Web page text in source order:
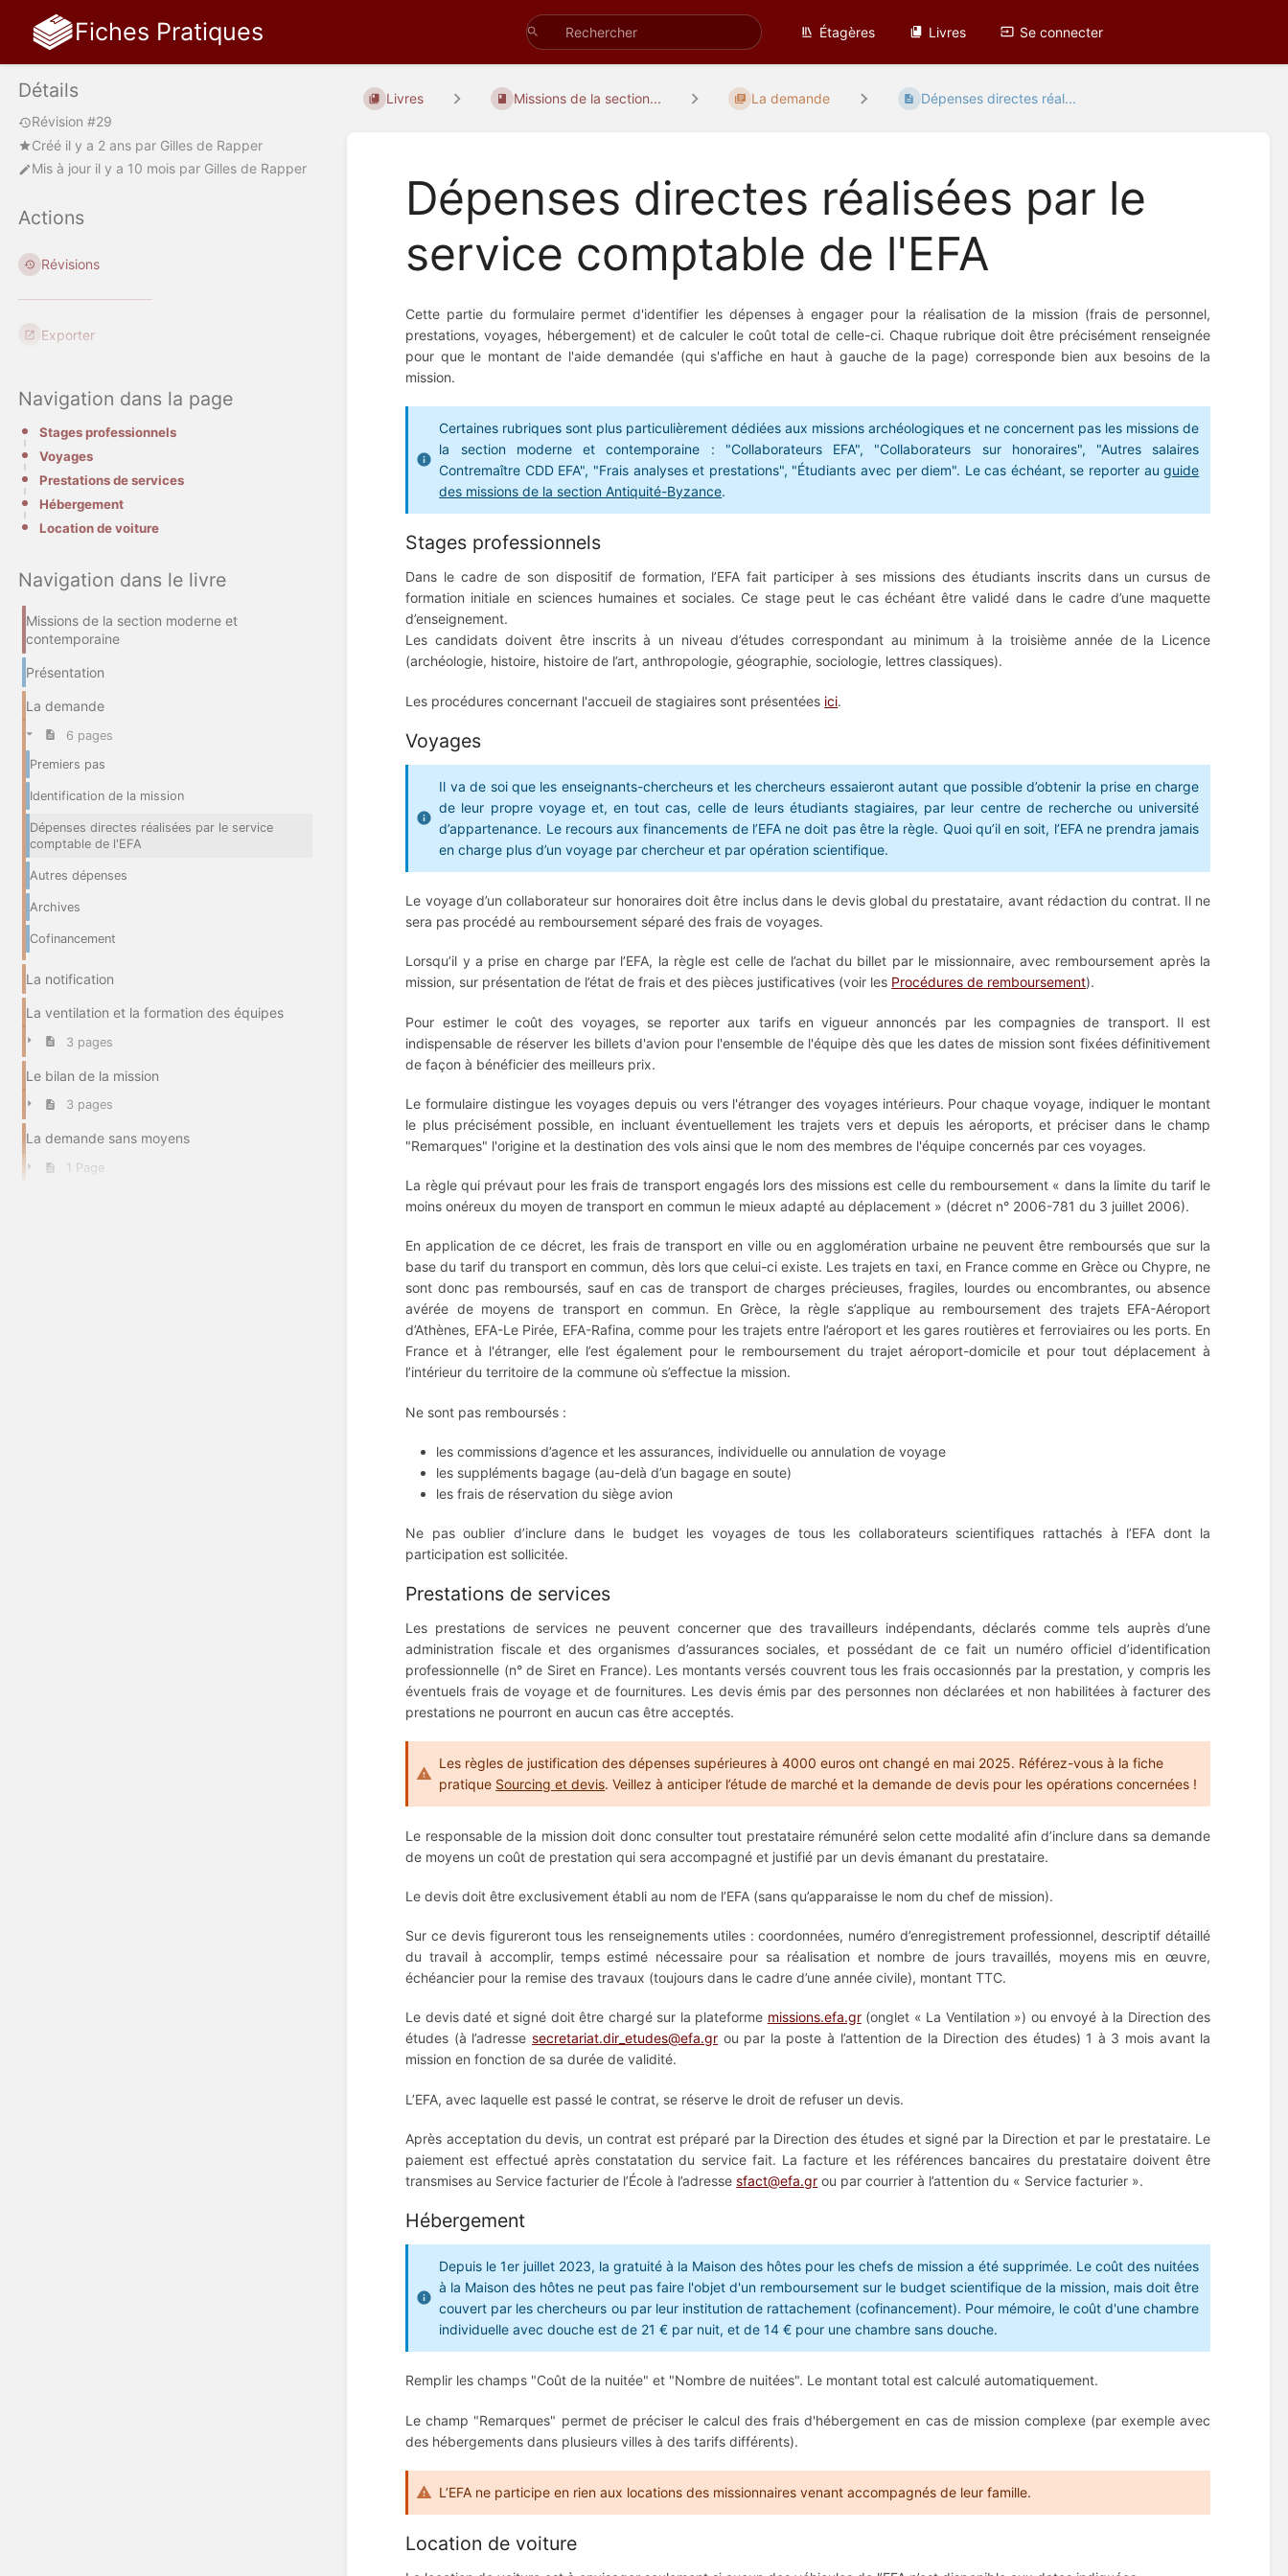
Fiches Pratiques Étagères Livres Se connecter
Détails
Révision #29
Créé il y a 2 ans par Gilles de Rapper
Mis à jour il y a 10 mois par Gilles de Rapper
Actions
Révisions
Exporter
Navigation dans la page
Stages professionnels
Voyages
Prestations de services
Hébergement
Location de voiture
Navigation dans le livre
Missions de la section moderne et
contemporaine
Présentation
La demande
6 pages
Premiers pas
Identification de la mission
Dépenses directes réalisées par le service
comptable de l'EFA
Autres dépenses
Archives
Cofinancement
La notification
La ventilation et la formation des équipes
3 pages
Le bilan de la mission
3 pages
La demande sans moyens
1 Page
Livres Missions de la section... La demande Dépenses directes réal...
Dépenses directes réalisées par le
service comptable de l'EFA
Cette partie du formulaire permet d'identifier les dépenses à engager pour la réalisation de la mission (frais de personnel,
prestations, voyages, hébergement) et de calculer le coût total de celle-ci. Chaque rubrique doit être précisément renseignée
pour que le montant de l'aide demandée (qui s'affiche en haut à gauche de la page) corresponde bien aux besoins de la
mission.
Certaines rubriques sont plus particulièrement dédiées aux missions archéologiques et ne concernent pas les missions de
la section moderne et contemporaine : "Collaborateurs EFA", "Collaborateurs sur honoraires", "Autres salaires
Contremaître CDD EFA", "Frais analyses et prestations", "Étudiants avec per diem". Le cas échéant, se reporter auguide
des missions de la section Antiquité-Byzance.
Stages professionnels
Dans le cadre de son dispositif de formation, l’EFA fait participer à ses missions des étudiants inscrits dans un cursus de
formation initiale en sciences humaines et sociales. Ce stage peut le cas échéant être validé dans le cadre d’une maquette
d’enseignement.
Les candidats doivent être inscrits à un niveau d’études correspondant au minimum à la troisième année de la Licence
(archéologie, histoire, histoire de l’art, anthropologie, géographie, sociologie, lettres classiques).
Les procédures concernant l'accueil de stagiaires sont présentées ici.
Voyages
Il va de soi que les enseignants-chercheurs et les chercheurs essaieront autant que possible d’obtenir la prise en charge
de leur propre voyage et, en tout cas, celle de leurs étudiants stagiaires, par leur centre de recherche ou université
d’appartenance. Le recours aux financements de l’EFA ne doit pas être la règle. Quoi qu’il en soit, l’EFA ne prendra jamais
en charge plus d’un voyage par chercheur et par opération scientifique.
Le voyage d’un collaborateur sur honoraires doit être inclus dans le devis global du prestataire, avant rédaction du contrat. Il ne
sera pas procédé au remboursement séparé des frais de voyages.
Lorsqu’il y a prise en charge par l’EFA, la règle est celle de l’achat du billet par le missionnaire, avec remboursement après la
mission, sur présentation de l’état de frais et des pièces justificatives (voir les Procédures de remboursement).
Pour estimer le coût des voyages, se reporter aux tarifs en vigueur annoncés par les compagnies de transport. Il est
indispensable de réserver les billets d'avion pour l'ensemble de l'équipe dès que les dates de mission sont fixées définitivement
de façon à bénéficier des meilleurs prix.
Le formulaire distingue les voyages depuis ou vers l'étranger des voyages intérieurs. Pour chaque voyage, indiquer le montant
le plus précisément possible, en incluant éventuellement les trajets vers et depuis les aéroports, et préciser dans le champ
"Remarques" l'origine et la destination des vols ainsi que le nom des membres de l'équipe concernés par ces voyages.
La règle qui prévaut pour les frais de transport engagés lors des missions est celle du remboursement « dans la limite du tarif le
moins onéreux du moyen de transport en commun le mieux adapté au déplacement » (décret n° 2006-781 du 3 juillet 2006).
En application de ce décret, les frais de transport en ville ou en agglomération urbaine ne peuvent être remboursés que sur la
base du tarif du transport en commun, dès lors que celui-ci existe. Les trajets en taxi, en France comme en Grèce ou Chypre, ne
sont donc pas remboursés, sauf en cas de transport de charges précieuses, fragiles, lourdes ou encombrantes, ou absence
avérée de moyens de transport en commun. En Grèce, la règle s’applique au remboursement des trajets EFA-Aéroport
d’Athènes, EFA-Le Pirée, EFA-Rafina, comme pour les trajets entre l’aéroport et les gares routières et ferroviaires ou les ports. En
France et à l'étranger, elle l’est également pour le remboursement du trajet aéroport-domicile et pour tout déplacement à
l’intérieur du territoire de la commune où s’effectue la mission.
Ne sont pas remboursés :
les commissions d’agence et les assurances, individuelle ou annulation de voyage
les suppléments bagage (au-delà d’un bagage en soute)
les frais de réservation du siège avion
Ne pas oublier d’inclure dans le budget les voyages de tous les collaborateurs scientifiques rattachés à l’EFA dont la
participation est sollicitée.
Prestations de services
Les prestations de services ne peuvent concerner que des travailleurs indépendants, déclarés comme tels auprès d’une
administration fiscale et des organismes d’assurances sociales, et possédant de ce fait un numéro officiel d’identification
professionnelle (n° de Siret en France). Les montants versés couvrent tous les frais occasionnés par la prestation, y compris les
éventuels frais de voyage et de fournitures. Les devis émis par des personnes non déclarées et non habilitées à facturer des
prestations ne pourront en aucun cas être acceptés.
Les règles de justification des dépenses supérieures à 4000 euros ont changé en mai 2025. Référez-vous à la fiche
pratique Sourcing et devis. Veillez à anticiper l’étude de marché et la demande de devis pour les opérations concernées !
Le responsable de la mission doit donc consulter tout prestataire rémunéré selon cette modalité afin d’inclure dans sa demande
de moyens un coût de prestation qui sera accompagné et justifié par un devis émanant du prestataire.
Le devis doit être exclusivement établi au nom de l’EFA (sans qu’apparaisse le nom du chef de mission).
Sur ce devis figureront tous les renseignements utiles : coordonnées, numéro d’enregistrement professionnel, descriptif détaillé
du travail à accomplir, temps estimé nécessaire pour sa réalisation et nombre de jours travaillés, moyens mis en œuvre,
échéancier pour la remise des travaux (toujours dans le cadre d’une année civile), montant TTC.
Le devis daté et signé doit être chargé sur la plateforme missions.efa.gr(onglet « La Ventilation ») ou envoyé à la Direction des
études (à l’adressesecretariat.dir_etudes@efa.gr ou par la poste à l’attention de la Direction des études) 1 à 3 mois avant la
mission en fonction de sa durée de validité.
L’EFA, avec laquelle est passé le contrat, se réserve le droit de refuser un devis.
Après acceptation du devis, un contrat est préparé par la Direction des études et signé par la Direction et par le prestataire. Le
paiement est effectué après constatation du service fait. La facture et les références bancaires du prestataire doivent être
transmises au Service facturier de l’École à l’adressesfact@efa.gr ou par courrier à l’attention du « Service facturier ».
Hébergement
Depuis le 1er juillet 2023, la gratuité à la Maison des hôtes pour les chefs de mission a été supprimée. Le coût des nuitées
à la Maison des hôtes ne peut pas faire l'objet d'un remboursement sur le budget scientifique de la mission, mais doit être
couvert par les chercheurs ou par leur institution de rattachement (cofinancement). Pour mémoire, le coût d'une chambre
individuelle avec douche est de 21 € par nuit, et de 14 € pour une chambre sans douche.
Remplir les champs "Coût de la nuitée" et "Nombre de nuitées". Le montant total est calculé automatiquement.
Le champ "Remarques" permet de préciser le calcul des frais d'hébergement en cas de mission complexe (par exemple avec
des hébergements dans plusieurs villes à des tarifs différents).
L’EFA ne participe en rien aux locations des missionnaires venant accompagnés de leur famille.
Location de voiture